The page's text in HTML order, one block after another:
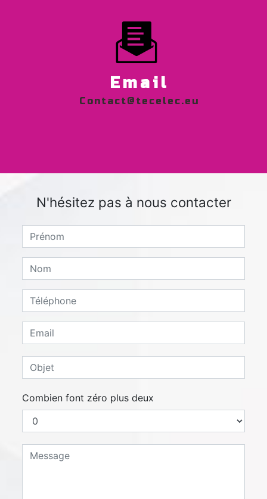
Email
contact@tecelec.eu
N'hésitez pas à nous contacter
Combien font zéro plus deux